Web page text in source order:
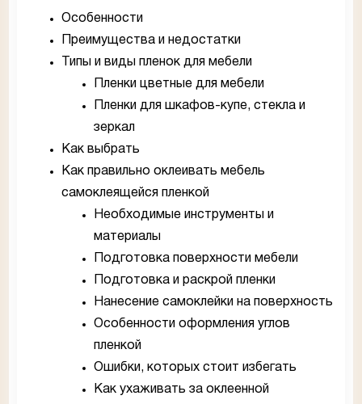
Особенности
Преимущества и недостатки
Типы и виды пленок для мебели
Пленки цветные для мебели
Пленки для шкафов-купе, стекла и
зеркал
Как выбрать
Как правильно оклеивать мебель
самоклеящейся пленкой
Необходимые инструменты и
материалы
Подготовка поверхности мебели
Подготовка и раскрой пленки
Нанесение самоклейки на поверхность
Особенности оформления углов
пленкой
Ошибки, которых стоит избегать
Как ухаживать за оклеенной